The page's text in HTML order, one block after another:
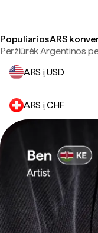
Populiarios ARS
Peržiūrėk Argentinos
ARS į USD
ARS į CHF